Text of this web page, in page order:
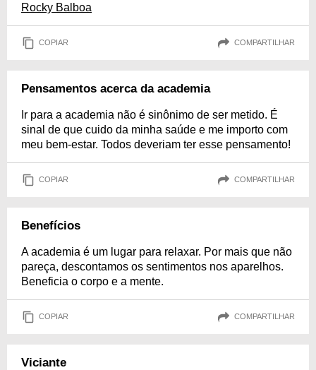
Rocky Balboa
COPIAR COMPARTILHAR
Pensamentos acerca da academia
Ir para a academia não é sinônimo de ser metido. É
sinal de que cuido da minha saúde e me importo com
meu bem-estar. Todos deveriam ter esse pensamento!
COPIAR COMPARTILHAR
Benefícios
A academia é um lugar para relaxar. Por mais que não
pareça, descontamos os sentimentos nos aparelhos.
Beneficia o corpo e a mente.
COPIAR COMPARTILHAR
Viciante